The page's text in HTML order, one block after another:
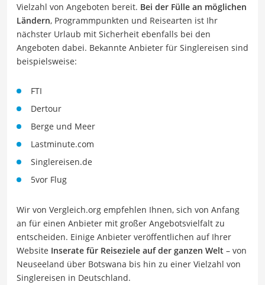
Vielzahl von Angeboten bereit. Bei der Fülle an möglichen
Ländern, Programmpunkten und Reisearten ist Ihr
nächster Urlaub mit Sicherheit ebenfalls bei den
Angeboten dabei. Bekannte Anbieter für Singlereisen sind
beispielsweise:
FTI
Dertour
Berge und Meer
Lastminute.com
Singlereisen.de
5vor Flug
Wir von Vergleich.org empfehlen Ihnen, sich von Anfang
an für einen Anbieter mit großer Angebotsvielfalt zu
entscheiden. Einige Anbieter veröffentlichen auf Ihrer
Website Inserate für Reiseziele auf der ganzen Welt – von
Neuseeland über Botswana bis hin zu einer Vielzahl von
Singlereisen in Deutschland.